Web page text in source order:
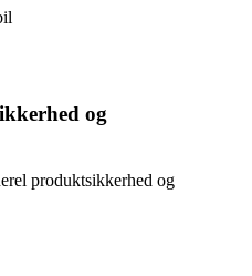
og
produktsikkerhed og